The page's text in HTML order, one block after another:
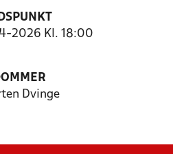
2026 Kl. 18:00
Dvinge